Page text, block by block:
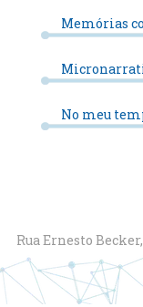
Memórias
No meu
Rua Ernesto